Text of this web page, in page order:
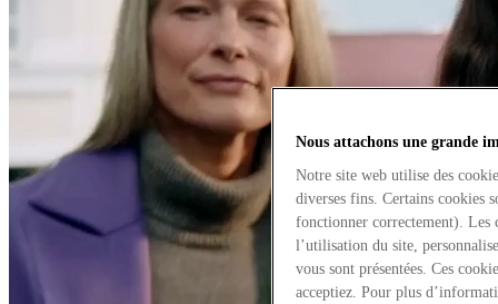
Nous attachons une grande
Notre site web utilise des
diverses fins. Certains cookies
fonctionner correctement). Les
l’utilisation du site,
vous sont présentées. Ces
acceptiez. Pour plus